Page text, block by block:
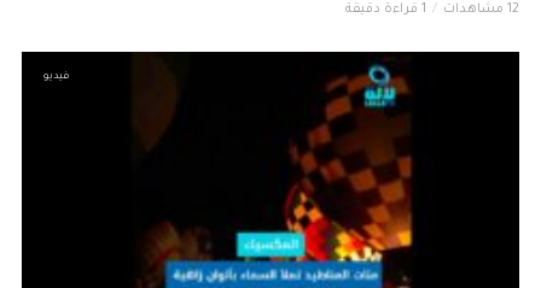
12 مشاهدات 1 قراءة دقيقة
فيديو